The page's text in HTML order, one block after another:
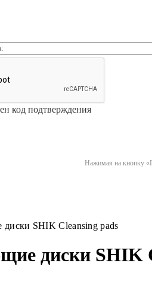
код подтверждения
Нажимая на кнопку
SHIK Cleansing pads
диски SHIK